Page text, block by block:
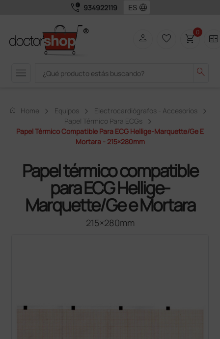
call_quality 934922119 language
menu search
person favorite_border shopping_cart0 two_pager
home Home Equipos
Electrocardiógrafos - Accesorios
Papel Térmico Para ECGs
Papel Térmico Compatible Para ECG Hellige-Marquette/Ge E
Mortara - 215×280mm
Papel térmico compatible
para ECG Hellige-
Marquette/Ge e Mortara
215×280mm